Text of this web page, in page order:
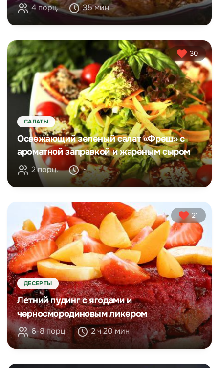
4 порц. 35 мин
30
САЛАТЫ
Освежающий зеленый салат «Фреш» с
ароматной заправкой и жареным сыром
2 порц. ~
21
ДЕСЕРТЫ
Летний пудинг с ягодами и
черносмородиновым ликером
6-8 порц. 2 ч 20 мин